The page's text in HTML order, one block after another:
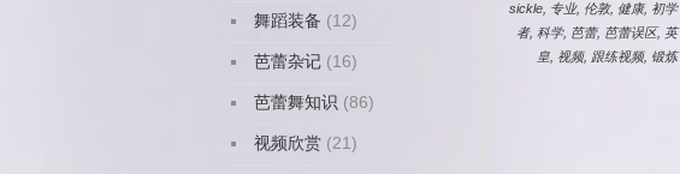
sickle 专业, 伦敦, 健康, 初学
者,科学, 芭蕾, 芭蕾误区, 英
皇 视频, 跟练视频, 锻炼
舞蹈装备 (12)
芭蕾杂记(16)
芭蕾舞知识 (86)
视频欣赏(21)